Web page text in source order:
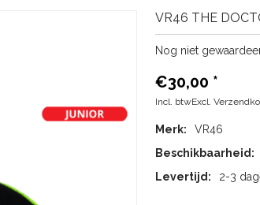
VR46 THE
Nog niet
€30,00 *
Incl. btwExcl.
Merk:
VR46
Beschikbaarheid:
Levertijd:
2-3